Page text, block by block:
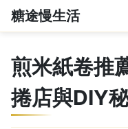
糖途慢生活
煎米紙卷推
捲店與DIY